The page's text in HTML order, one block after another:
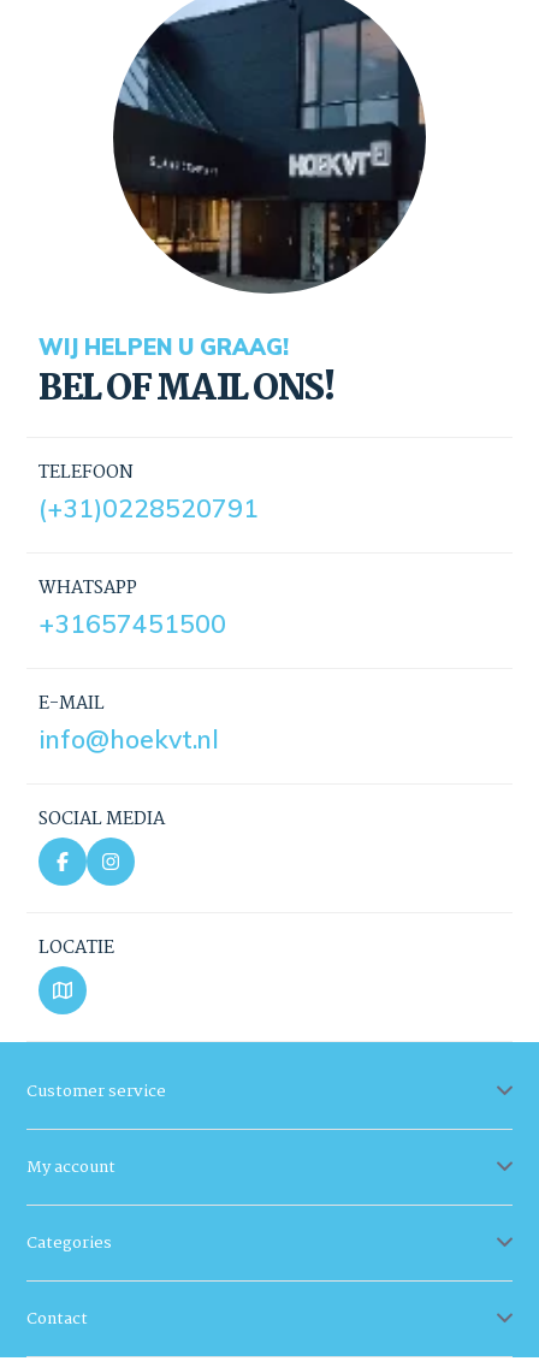
WIJ HELPEN U GRAAG!
BEL OF MAIL ONS!
TELEFOON
(+31)0228520791
E-MAIL
info@hoekvt.nl
WHATSAPP
+31657451500
SOCIAL MEDIA
LOCATIE
Customer service
My account
Categories
Contact